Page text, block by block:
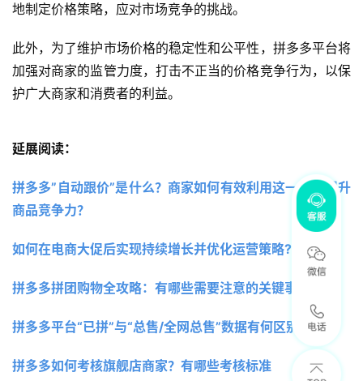
地制定价格策略，应对市场竞争的挑战。
此外，为了维护市场价格的稳定性和公平性，拼多多平台将
加强对商家的监管力度，打击不正当的价格竞争行为，以保
护广大商家和消费者的利益。
延展阅读：
拼多多”自动跟价”是什么？商家如何有效利用这一工具提升
商品竞争力？
如何在电商大促后实现持续增长并优化运营策略?
拼多多拼团购物全攻略：有哪些需要注意的关键事项？
拼多多平台“已拼”与“总售/全网总售”数据有何区别？
拼多多如何考核旗舰店商家？有哪些考核标准